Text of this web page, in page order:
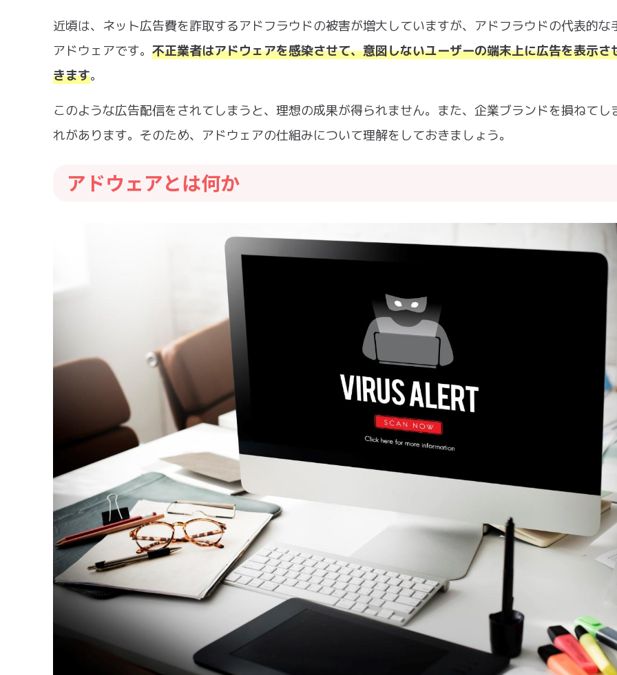
近頃は、ネット広告費を詐取するアドフラウドの被害が増大していますが、アドフラウドの代表的な
アドウェアです。 不正業者はアドウェアを感染させて、意図しないユーザーの端末上に広告を表示さ
きます。
このような広告配信をされてしまうと、理想の成果が得られません。また、企業ブランドを損ねてし
れがあります。そのため、アドウェアの仕組みについて理解をしておきましょう。
アドウェアとは何か